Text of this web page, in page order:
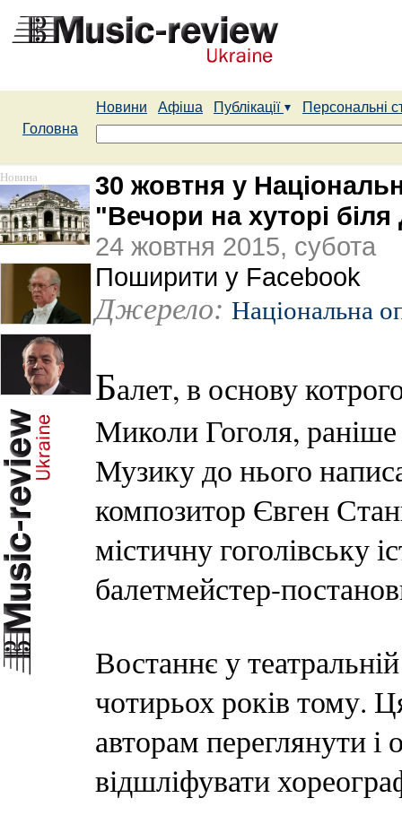
Новини Афіша Публікації
Персональні
Головна
Новина
30 жовтня у
"Вечори на хуторі
24 жовтня 2015, субота
Поширити у Facebook
Джерело: Національна
Балет, в основу
Миколи Гоголя,
Музику до нього
композитор Євген
містичну гоголівську
балетмейстер-
Востаннє у
чотирьох років тому.
авторам переглянути і
відшліфувати